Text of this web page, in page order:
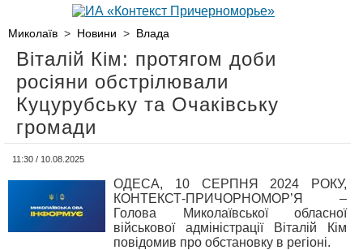
Миколаїв > Новини > Влада
Віталій Кім: протягом доби
росіяни обстрілювали
Куцурубську та Очаківську
громади
11:30 / 10.08.2025
ОДЕСА, 10 СЕРПНЯ 2024 РОКУ,
КОНТЕКСТ-ПРИЧОРНОМОР’Я –
Голова Миколаївської обласної
військової адміністрації Віталій Кім
повідомив про обстановку в регіоні.